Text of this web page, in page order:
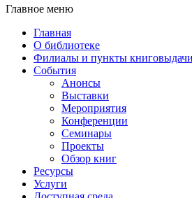
Главное меню
Главная
О библиотеке
Филиалы и пункты книговыдачи
События
Анонсы
Выставки
Мероприятия
Конференции
Семинары
Проекты
Обзор книг
Ресурсы
Услуги